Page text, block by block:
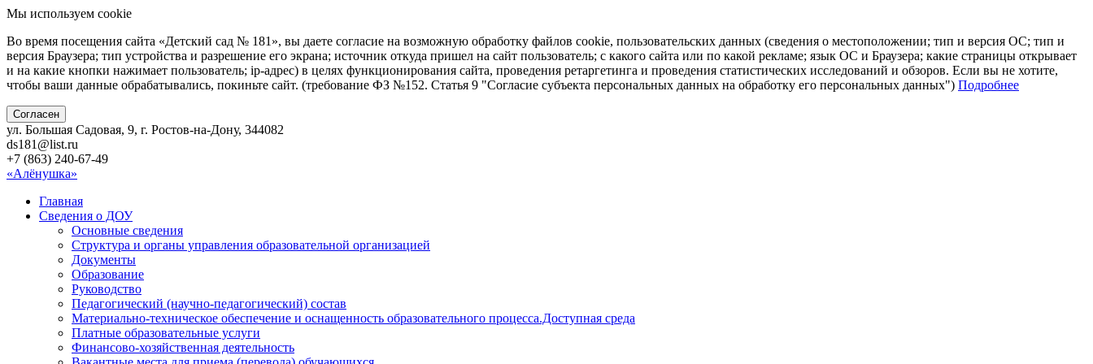
Мы используем cookie
Во время посещения сайта «Детский сад № 181», вы даете согласие на возможную обработку файлов cookie, пользовательских данных (сведения о местоположении; тип и версия ОС; тип и
версия Браузера; тип устройства и разрешение его экрана; источник откуда пришел на сайт пользователь; с какого сайта или по какой рекламе; язык ОС и Браузера; какие страницы открывает
и на какие кнопки нажимает пользователь; ip-адрес) в целях функционирования сайта, проведения ретаргетинга и проведения статистических исследований и обзоров. Если вы не хотите,
чтобы ваши данные обрабатывались, покиньте сайт. (требование ФЗ №152. Статья 9 "Согласие субъекта персональных данных на обработку его персональных данных") Подробнее
Согласен
ул. Большая Садовая, 9, г. Ростов-на-Дону, 344082
ds181@list.ru
+7 (863) 240-67-49
«Алёнушка»
Главная
Сведения о ДОУ
Основные сведения
Структура и органы управления образовательной организацией
Документы
Образование
Руководство
Педагогический (научно-педагогический) состав
Материально-техническое обеспечение и оснащенность образовательного процесса.Доступная среда
Платные образовательные услуги
Финансово-хозяйственная деятельность